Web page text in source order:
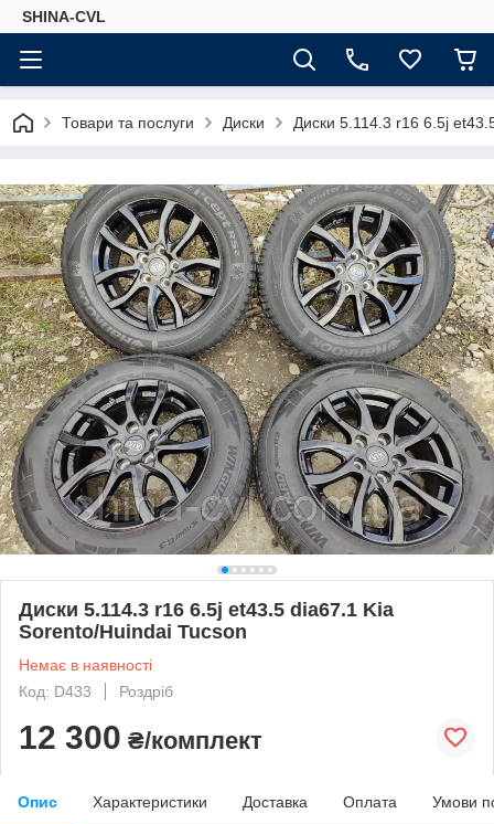
SHINA-CVL
Товари та послуги Диски Диски 5.114.3 r16 6.5j
Диски 5.114.3 r16 6.5j et43.5 dia67.1 Kia
Sorento/Huindai Tucson
Немає в наявності
Код: D433
Роздріб
12 300 ₴/комплект
Опис Характеристики Доставка Оплата Умови